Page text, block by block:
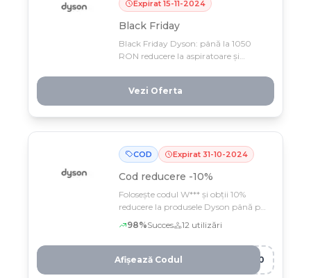
Expirat 15-11-2024
Black Friday
Black Friday Dyson: până la 1050
RON reducere la aspiratoare și
discounturi ale anului doar până pe 15
noiembrie!
Vezi Oferta
COD Expirat 31-10-2024
Cod reducere -10%
Folosește codul W*** și obții 10%
reducere la produsele Dyson până pe
31 octombrie
98%Succes 12 utilizări
E10
Afișează Codul